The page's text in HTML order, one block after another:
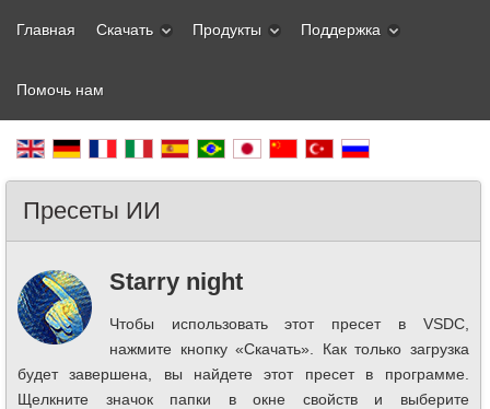
Главная Скачать Продукты Поддержка
Помочь нам
Пресеты ИИ
Starry night
Чтобы использовать этот пресет в VSDC,
нажмите кнопку «Скачать». Как только загрузка
будет завершена, вы найдете этот пресет в программе.
Щелкните значок папки в окне свойств и выберите